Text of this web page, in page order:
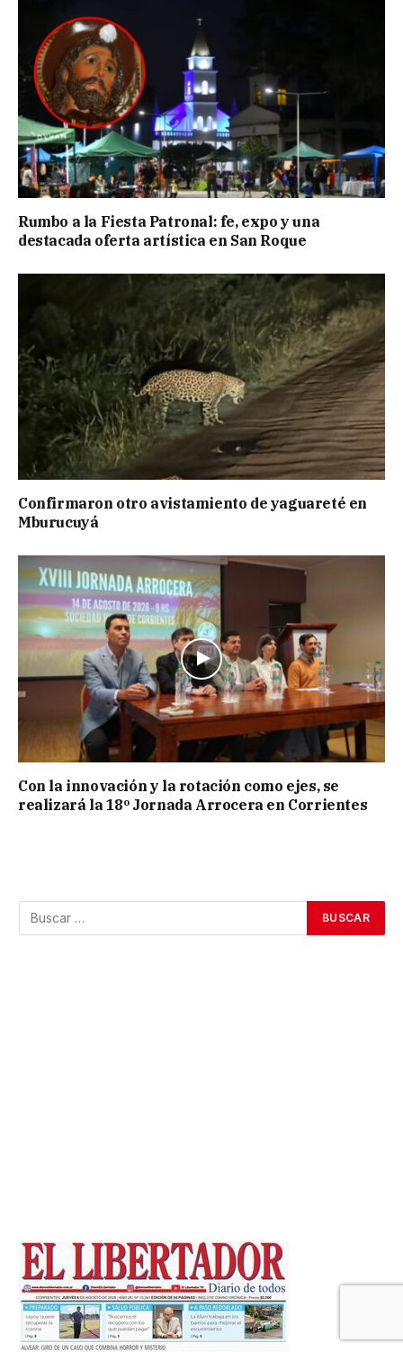
Rumbo a la Fiesta Patronal: fe, expo y una
destacada oferta artística en San Roque
Confirmaron otro avistamiento de yaguareté en
Mburucuyá
Con la innovación y la rotación como ejes, se
realizará la 18º Jornada Arrocera en Corrientes